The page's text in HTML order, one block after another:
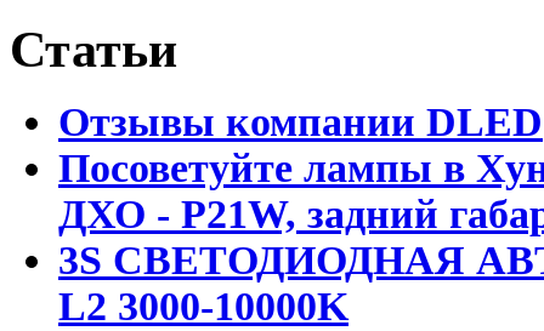
Статьи
Отзывы компании DLED
Посоветуйте лампы в
ДХО - P21W, задний
3S СВЕТОДИОДНАЯ
L2 3000-10000K